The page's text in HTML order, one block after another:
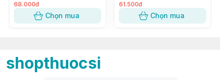
68.000đ
Chọn mua
61.500đ
Chọn mua
shopthuocsi